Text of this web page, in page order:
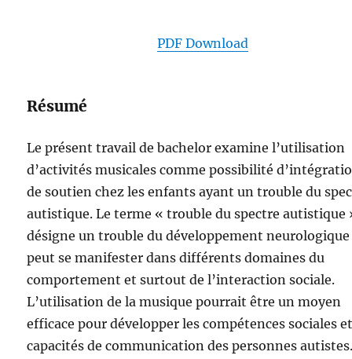
PDF Download
Résumé
Le présent travail de bachelor examine l’utilisation
d’activités musicales comme possibilité
de soutien chez les enfants ayant un trouble du
autistique. Le terme « trouble du spectre autistique
désigne un trouble du développement
peut se manifester dans différents domaines du
comportement et surtout de l’interaction sociale.
L’utilisation de la musique pourrait être un moyen
efficace pour développer les compétences sociales
capacités de communication des personnes